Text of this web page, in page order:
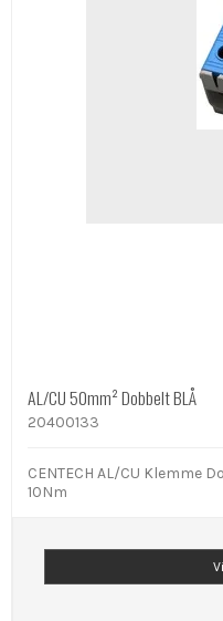
AL/CU 50mm² Dobbelt BLÅ
20400133
CENTECH AL/CU Klemme
10Nm